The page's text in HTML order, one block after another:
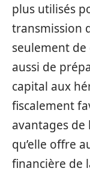
plus utilisés
transmission
seulement
aussi de
capital aux
fiscalement
avantages de
qu’elle offre
financière de